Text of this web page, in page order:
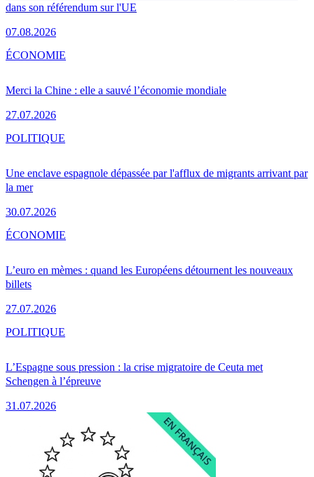
dans son référendum sur l'UE
07.08.2026
Merci la Chine : elle a sauvé l’économie mondiale
27.07.2026
ÉCONOMIE
Une enclave espagnole dépassée par l'afflux de migrants arrivant par
la mer
30.07.2026
POLITIQUE
L’euro en mèmes : quand les Européens détournent les nouveaux
billets
27.07.2026
ÉCONOMIE
L’Espagne sous pression : la crise migratoire de Ceuta met
Schengen à l’épreuve
31.07.2026
POLITIQUE